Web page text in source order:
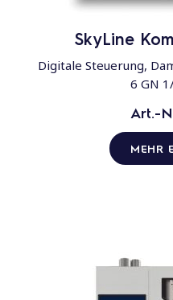
SkyLine
Digitale Steuerung,
6 GN
Art.-
MEHR